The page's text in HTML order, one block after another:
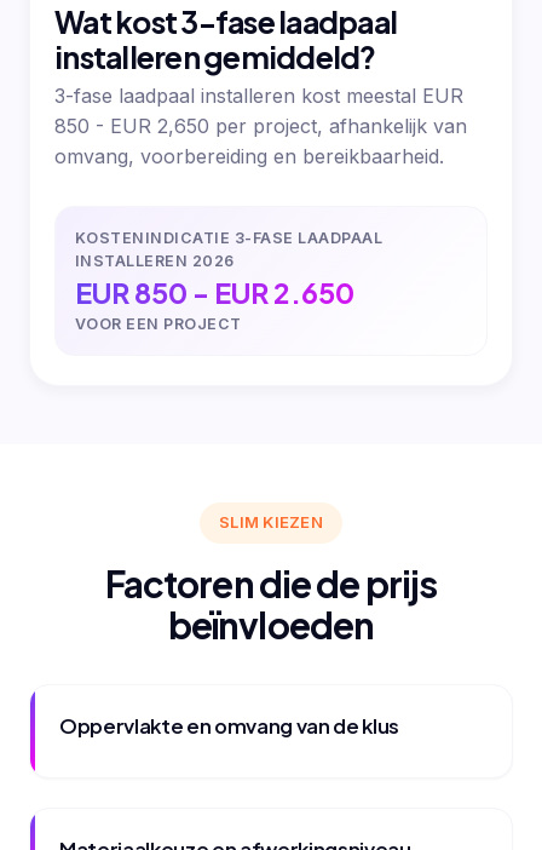
Wat kost 3-fase laadpaal
installeren gemiddeld?
3-fase laadpaal installeren kost meestal EUR
850 - EUR 2,650 per project, afhankelijk van
omvang, voorbereiding en bereikbaarheid.
KOSTENINDICATIE 3-FASE LAADPAAL
INSTALLEREN 2026
EUR 850 - EUR 2.650
VOOR EEN PROJECT
SLIM KIEZEN
Factoren die de prijs
beïnvloeden
Oppervlakte en omvang van de klus